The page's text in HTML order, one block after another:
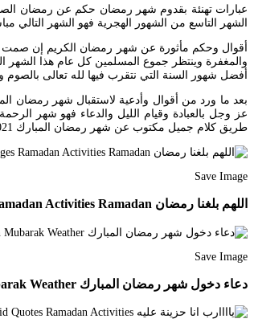
الشهر التاسع من الشهور الهجرية فهو الشهر التالي
أقوال وحكم مأثورة عن شهر رمضان الكريم إن
والمغفرة وينتظر جموع المسلمين كل عام هذا
أفضل شهور السنة التي نتقرب فيها لله تعالى بالصوم
بعد ما ورد من أقوال وأدعية لاستقبال شهر رمضان
عز وجل بالعبادة وقيام الليل والدعاء فهو شهر
طريق كلام جميل مكتوب عن شهر رمضان المبارك 2021 منه.
Save Image
اللهم بلغنا رمضان Eid Images Ramadan Activities Ramadan
Save Image
دعاء دخول شهر رمضان المبارك Ramadan Ramadan Mubarak Weather